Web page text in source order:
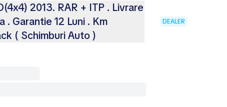
2013. RAR + ITP . Livrare
. Garantie 12 Luni . Km
( Schimburi Auto )
DEALER